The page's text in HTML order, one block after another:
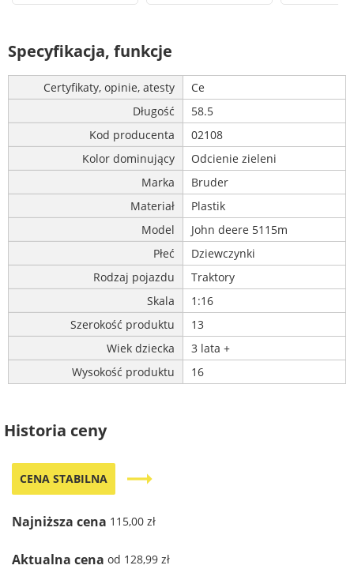
Specyfikacja, funkcje
Certyfikaty, opinie, atesty
Ce
Długość
58.5
Kod producenta
02108
Kolor dominujący
Odcienie zieleni
Marka
Bruder
Materiał
Plastik
Model
John deere 5115m
Płeć
Dziewczynki
Rodzaj pojazdu
Traktory
Skala
1:16
Szerokość produktu
13
Wiek dziecka
3 lata +
Wysokość produktu
16
Historia ceny
CENA STABILNA trending_flat
Najniższa cena 115,00 zł
Aktualna cena od 128,99 zł